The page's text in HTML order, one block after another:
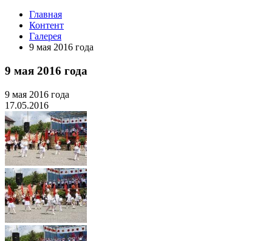
Главная
Контент
Галерея
9 мая 2016 года
9 мая 2016 года
9 мая 2016 года
17.05.2016